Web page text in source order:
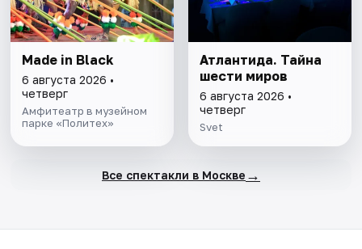
Made in Black
6 августа 2026 •
четверг
Амфитеатр в музейном
парке «Политех»
Атлантида. Тайна
шести миров
6 августа 2026 •
четверг
Svet
Все спектакли в Москве →